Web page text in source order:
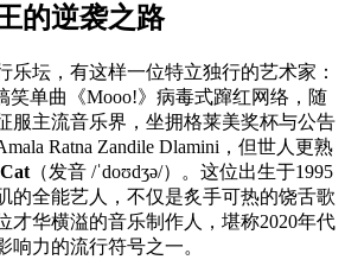
的逆袭之路
乐坛，有这样一位特立独行的艺术家：
笑单曲《Mooo!》病毒式蹿红网络，随
服主流音乐界，坐拥格莱美奖杯与公告
Ratna Zandile Dlamini，但世人更熟
（发音 /ˈdoʊdʒə/）。这位出生于1995
的全能艺人，不仅是炙手可热的饶舌歌
才华横溢的音乐制作人，堪称2020年代
响力的流行符号之一。